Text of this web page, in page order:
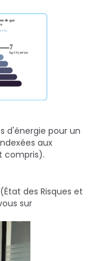
d'énergie pour un
aux
compris).
des Risques et
sur